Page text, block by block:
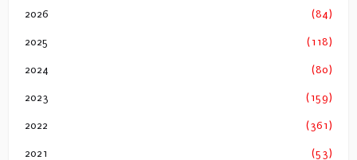
2026 (84)
2025 (118)
2024 (80)
2023 (159)
2022 (361)
2021 (53)